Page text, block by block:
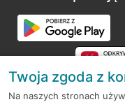
Twoja zgoda z
Na naszych stronach